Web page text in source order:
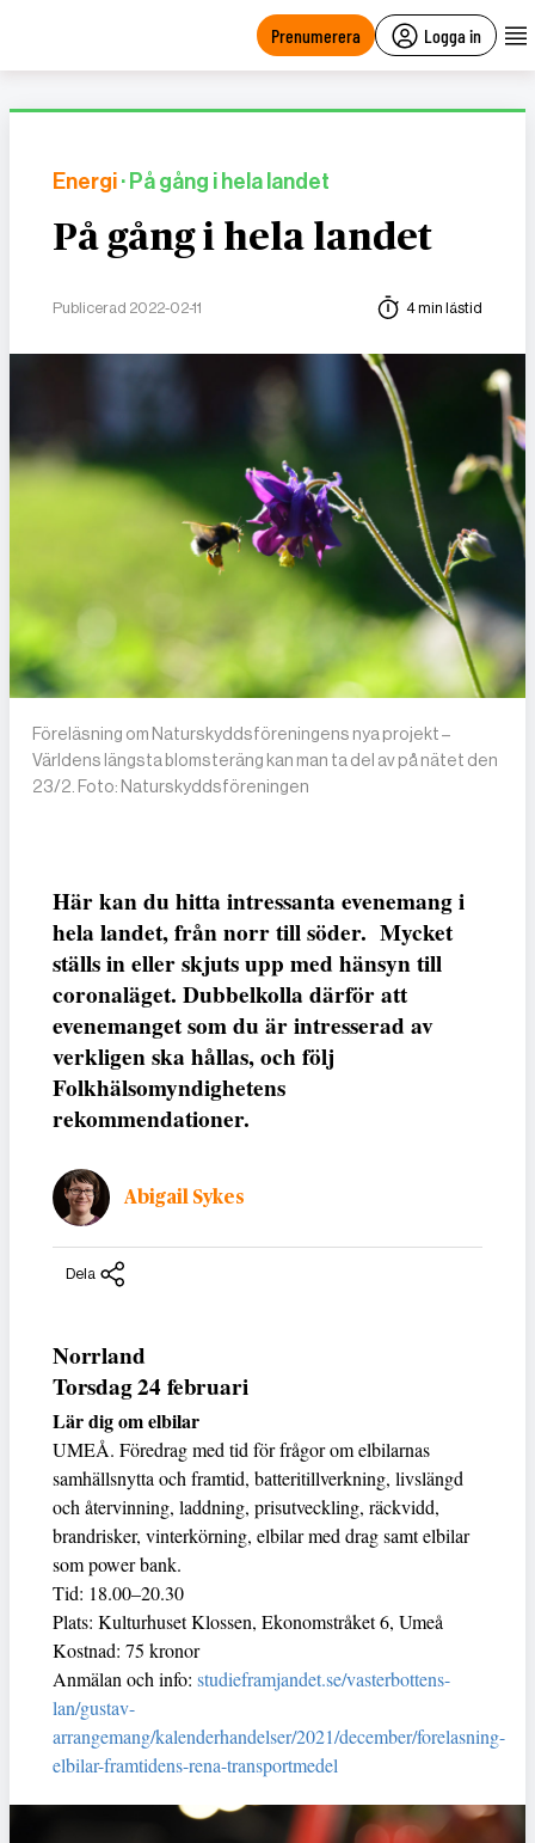
Prenumerera Logga in
Energi· På gång i hela landet
På gång i hela landet
Publicerad 2022-02-11 4 min lästid
Föreläsning om Naturskyddsföreningens nya projekt –
Världens längsta blomsteräng kan man ta del av på nätet den
23/2. Foto: Naturskyddsföreningen
Här kan du hitta intressanta evenemang i
hela landet, från norr till söder. Mycket
ställs in eller skjuts upp med hänsyn till
coronaläget. Dubbelkolla därför att
evenemanget som du är intresserad av
verkligen ska hållas, och följ
Folkhälsomyndighetens
rekommendationer.
Abigail Sykes
Dela
Norrland
Torsdag 24 februari
Lär dig om elbilar
UMEÅ. Föredrag med tid för frågor om elbilarnas
samhällsnytta och framtid, batteritillverkning, livslängd
och återvinning, laddning, prisutveckling, räckvidd,
brandrisker, vinterkörning, elbilar med drag samt elbilar
som power bank.
Tid: 18.00–20.30
Plats: Kulturhuset Klossen, Ekonomstråket 6, Umeå
Kostnad: 75 kronor
Anmälan och info: studieframjandet.se/vasterbottens-
lan/gustav-
arrangemang/kalenderhandelser/2021/december/forelasning-
elbilar-framtidens-rena-transportmedel